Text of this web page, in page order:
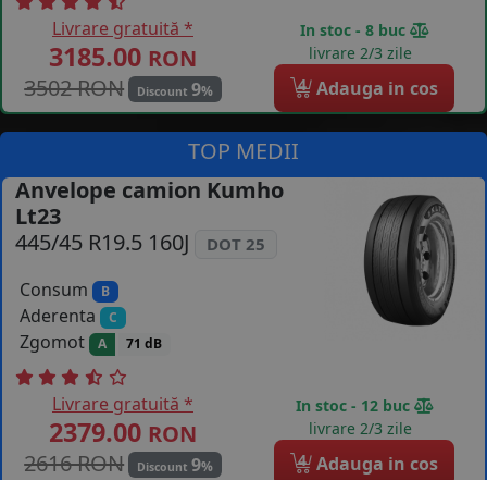
Livrare gratuită *
3185.00 RON
3502 RON
Discount 9%
In stoc - 8 buc
livrare 2/3 zile
4 Adauga in cos
TOP MEDII
Anvelope camion Kumho
Lt23
445/45 R19.5 160J
DOT 25
Consum B
Aderenta C
Zgomot A 71 dB
Livrare gratuită *
2379.00 RON
2616 RON
Discount 9%
In stoc - 12 buc
livrare 2/3 zile
4 Adauga in cos